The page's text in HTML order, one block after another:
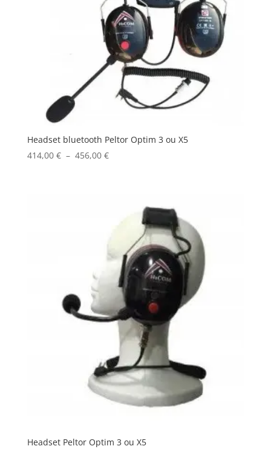
Headset bluetooth Peltor Optim 3 ou X5
414,00 € – 456,00 €Plage
456,00 €
Headset Peltor Optim 3 ou X5